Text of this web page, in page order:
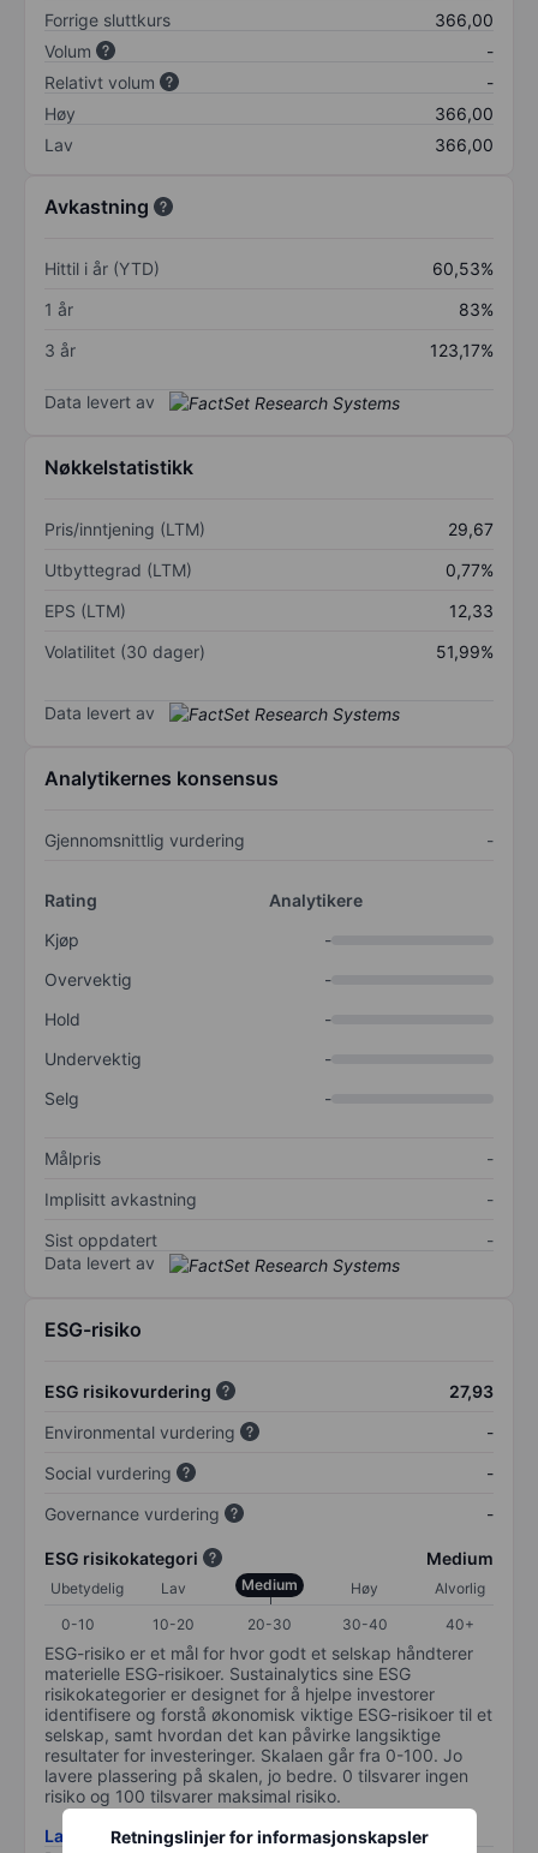
Retningslinjer for informasjonskapsler
Forrige sluttkurs
366,00
Volum
-
Relativt volum
-
Høy
366,00
Lav
366,00
Avkastning
Hittil i år (YTD)
60,53%
1 år
83%
3 år
123,17%
Data levert av
Nøkkelstatistikk
Pris/inntjening (LTM)
29,67
Utbyttegrad (LTM)
0,77%
EPS (LTM)
12,33
Volatilitet (30 dager)
51,99%
Data levert av
Analytikernes konsensus
Gjennomsnittlig vurdering -
Rating
Analytikere
Kjøp
-
Overvektig
-
Hold
-
Undervektig
-
Selg
-
Målpris
-
Implisitt avkastning
-
Sist oppdatert
-
Data levert av
ESG-risiko
ESG risikovurdering
27,93
Environmental vurdering
-
Social vurdering
-
Governance vurdering
-
ESG risikokategori Medium
Ubetydelig Lav Medium Høy
Alvorlig
0-10
10-20 20-30 30-40 40+
ESG-risiko er et mål for hvor godt et selskap håndterer
materielle ESG-risikoer. Sustainalytics sine ESG
risikokategorier er designet for å hjelpe investorer
identifisere og forstå økonomisk viktige ESG-risikoer til et
selskap, samt hvordan det kan påvirke langsiktige
resultater for investeringer. Skalaen går fra 0-100. Jo
lavere plassering på skalen, jo bedre. 0 tilsvarer ingen
risiko og 100 tilsvarer maksimal risiko.
Last ned metodikk for ESG-risiko